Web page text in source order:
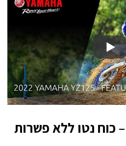
כוח נטו ללא פשרות